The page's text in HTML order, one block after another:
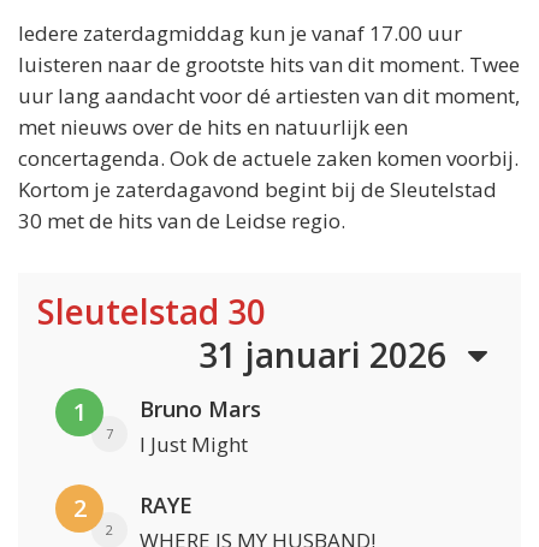
Iedere zaterdagmiddag kun je vanaf 17.00 uur
luisteren naar de grootste hits van dit moment. Twee
uur lang aandacht voor dé artiesten van dit moment,
met nieuws over de hits en natuurlijk een
concertagenda. Ook de actuele zaken komen voorbij.
Kortom je zaterdagavond begint bij de Sleutelstad
30 met de hits van de Leidse regio.
Sleutelstad 30
31 januari 2026
1
7
Bruno Mars
I Just Might
2
2
RAYE
WHERE IS MY HUSBAND!